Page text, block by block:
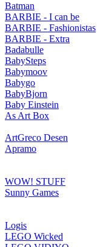
Batman
BARBIE - I can be
BARBIE - Fashionistas
BARBIE - Extra
Badabulle
BabySteps
Babymoov
Babygo
BabyBjorn
Baby Einstein
As Art Box
ArtGreco Desen
Apramo
WOW! STUFF
Sunny Games
Logis
LEGO Wicked